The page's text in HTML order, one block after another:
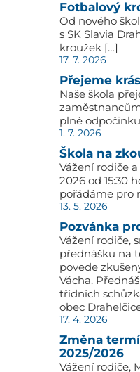
Fotbalový
Od nového
s SK Slavia
kroužek […]
17. 7. 2026
Přejeme
Naše škola
plné
1. 7. 2026
Škola na
Vážení rodiče
2026 od 15:30
pořádáme pro
13. 5. 2026
Pozvánka
Vážení rodiče,
přednášku na
povede
Vácha.
třídních
obec
17. 4. 2026
Změna
2025/2026
Vážení rodiče,